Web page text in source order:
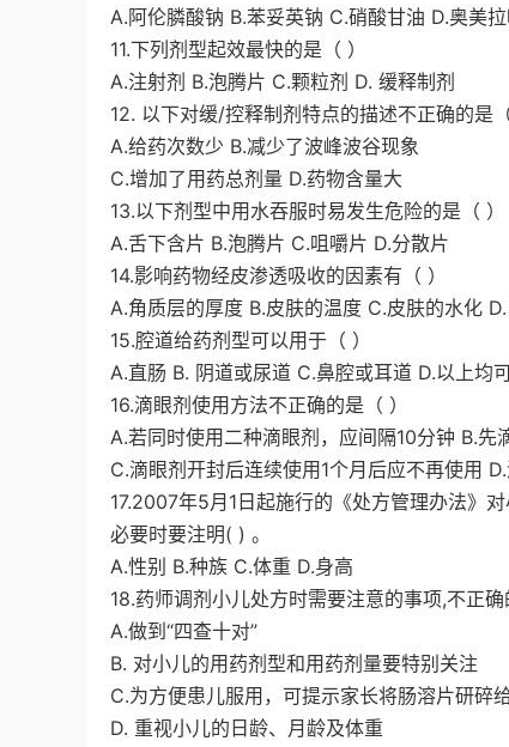
A.阿伦膦酸钠 B.苯妥英钠 C.硝酸甘油 D.奥美
11.下列剂型起效最快的是（ ）
A.注射剂 B.泡腾片 C.颗粒剂 D. 缓释制剂
12. 以下对缓/控释制剂特点的描述不正确的是（
A.给药次数少 B.减少了波峰波谷现象
C.增加了用药总剂量 D.药物含量大
13.以下剂型中用水吞服时易发生危险的是（ ）
A.舌下含片 B.泡腾片 C.咀嚼片 D.分散片
14.影响药物经皮渗透吸收的因素有（ ）
A.角质层的厚度 B.皮肤的温度 C.皮肤的水化
15.腔道给药剂型可以用于（ ）
A.直肠 B. 阴道或尿道 C.鼻腔或耳道 D.以上均
16.滴眼剂使用方法不正确的是（ ）
A.若同时使用二种滴眼剂，应间隔10分钟 B.先
C.滴眼剂开封后连续使用1个月后应不再使用 D.
17.2007年5月1日起施行的《处方管理办法》
必要时要注明( ) 。
A.性别 B.种族 C.体重 D.身高
18.药师调剂小儿处方时需要注意的事项,不正确
A.做到“四查十对”
B. 对小儿的用药剂型和用药剂量要特别关注
C.为方便患儿服用，可提示家长将肠溶片研碎
D. 重视小儿的日龄、月龄及体重